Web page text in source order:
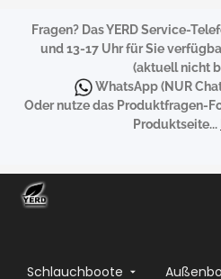
Fragen? Das YERD Service-
und 13-17 Uhr für Sie
(aktuell nicht
WhatsApp(NUR
Oder nutze das Produktfragen-
Produktseite...
Schlauchboote